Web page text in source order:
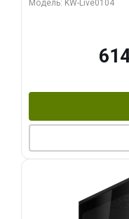
Модель: KW-Live0104